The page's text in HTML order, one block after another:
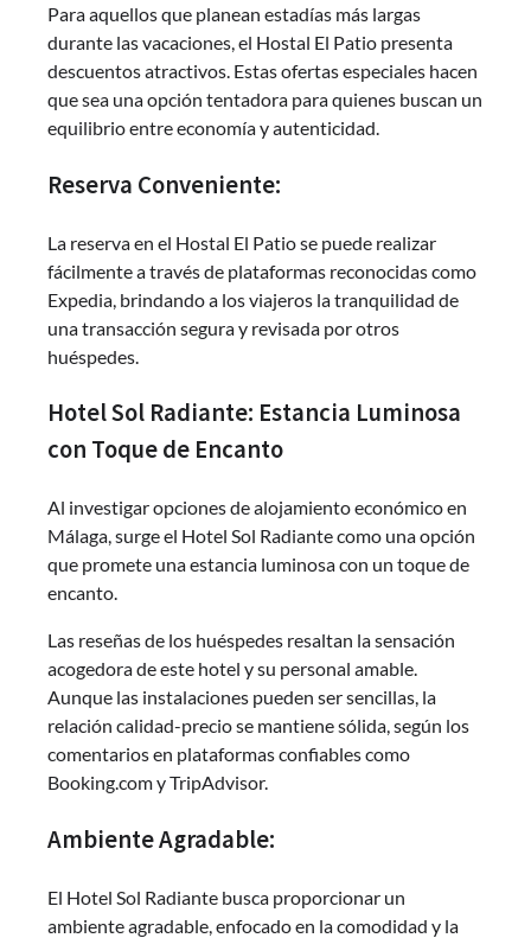
Para aquellos que planean estadías más largas
durante las vacaciones, el Hostal El Patio presenta
descuentos atractivos. Estas ofertas especiales hacen
que sea una opción tentadora para quienes buscan un
equilibrio entre economía y autenticidad.
Reserva Conveniente:
La reserva en el Hostal El Patio se puede realizar
fácilmente a través de plataformas reconocidas como
Expedia, brindando a los viajeros la tranquilidad de
una transacción segura y revisada por otros
huéspedes.
Hotel Sol Radiante: Estancia Luminosa
con Toque de Encanto
Al investigar opciones de alojamiento económico en
Málaga, surge el Hotel Sol Radiante como una opción
que promete una estancia luminosa con un toque de
encanto.
Las reseñas de los huéspedes resaltan la sensación
acogedora de este hotel y su personal amable.
Aunque las instalaciones pueden ser sencillas, la
relación calidad-precio se mantiene sólida, según los
comentarios en plataformas confiables como
Booking.com y TripAdvisor.
Ambiente Agradable:
El Hotel Sol Radiante busca proporcionar un
ambiente agradable, enfocado en la comodidad y la